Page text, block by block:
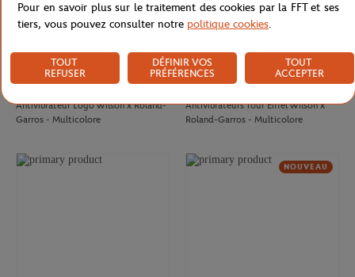
WILSON 8,00 €
Antivibrateur Logo Wilson x Roland-
Garros - Multicolore
WILSON 8,00 €
Antivibrateurs Tour Eiffel Wilson x
Roland-Garros - Multicolore
NOUVEAU
Pour en savoir plus sur le traitement des cookies par la FFT et ses
tiers, vous pouvez consulter notre politique cookies.
TOUT
REFUSER
DÉFINIR VOS
PRÉFÉRENCES
TOUT
ACCEPTER